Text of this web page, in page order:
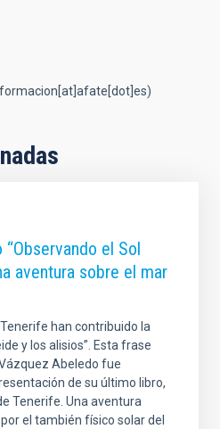
el Sol
aventura sobre el mar
han contribuido la
y los alisios”. Esta frase
Abeledo fue
de su último libro,
Tenerife. Una aventura
el también físico solar del